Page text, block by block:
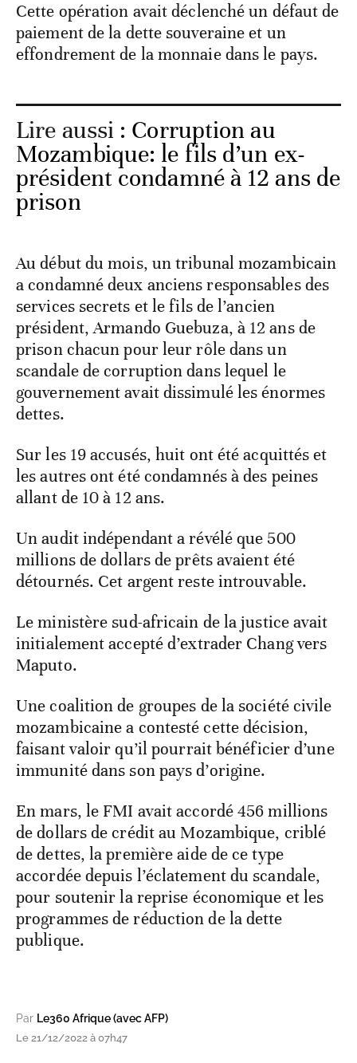
Cette opération avait déclenché un défaut de
paiement de la dette souveraine et un
effondrement de la monnaie dans le pays.
Lire aussi : Corruption au
Mozambique: le fils d’un ex-
président condamné à 12 ans de
prison
Au début du mois, un tribunal mozambicain
a condamné deux anciens responsables des
services secrets et le fils de l’ancien
président, Armando Guebuza, à 12 ans de
prison chacun pour leur rôle dans un
scandale de corruption dans lequel le
gouvernement avait dissimulé les énormes
dettes.
Sur les 19 accusés, huit ont été acquittés et
les autres ont été condamnés à des peines
allant de 10 à 12 ans.
Un audit indépendant a révélé que 500
millions de dollars de prêts avaient été
détournés. Cet argent reste introuvable.
Le ministère sud-africain de la justice avait
initialement accepté d’extrader Chang vers
Maputo.
Une coalition de groupes de la société civile
mozambicaine a contesté cette décision,
faisant valoir qu’il pourrait bénéficier d’une
immunité dans son pays d’origine.
En mars, le FMI avait accordé 456 millions
de dollars de crédit au Mozambique, criblé
de dettes, la première aide de ce type
accordée depuis l’éclatement du scandale,
pour soutenir la reprise économique et les
programmes de réduction de la dette
publique.
Par Le360 Afrique (avec AFP)
Le 21/12/2022 à 07h47